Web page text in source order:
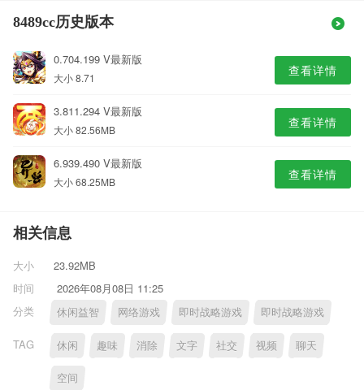
8489cc历史版本
0.704.199 V最新版
大小 8.71 查看详情
3.811.294 V最新版
大小 82.56MB 查看详情
6.939.490 V最新版
大小 68.25MB 查看详情
相关信息
大小
23.92MB
时间
2026年08月08日 11:25
分类
休闲益智 网络游戏 即时战略游戏 即时战略游戏
TAG 休闲 趣味 消除 文字 社交 视频 聊天
空间